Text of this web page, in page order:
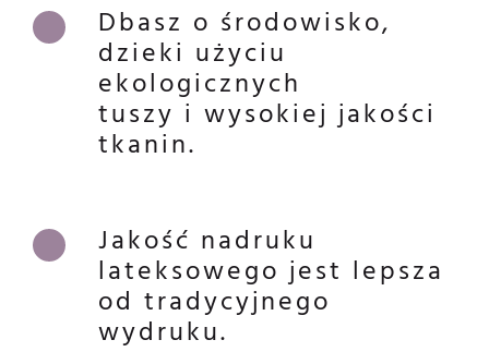
Dbasz o środowisko,
dzieki użyciu
ekologicznych
tuszy i wysokiej jakości
tkanin.
Jakość nadruku
lateksowego jest lepsza
od tradycyjnego
wydruku.